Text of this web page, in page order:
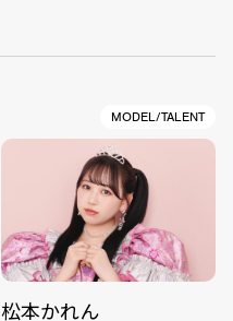
MODEL/TALENT
松本かれん